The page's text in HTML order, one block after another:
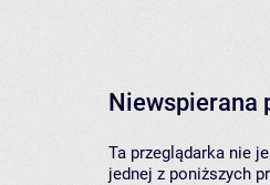
Niewspierana
Ta przeglądarka nie
jednej z poniższych